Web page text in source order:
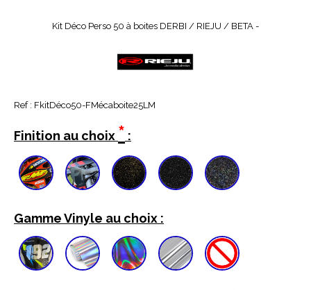
Kit Déco Perso 50 à boites DERBI / RIEJU / BETA -
Ref : FkitDéco50-FMécaboite25LM
Finition au choix * :
Gamme Vinyle au choix :